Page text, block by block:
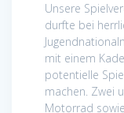
Unsere
durfte bei
mit einem
potentielle
machen. Zwei
Motorrad